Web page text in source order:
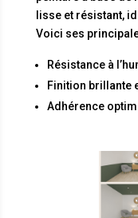
lisse et résistant,
Voici ses
Résistance à
Finition brillante
Adhérence